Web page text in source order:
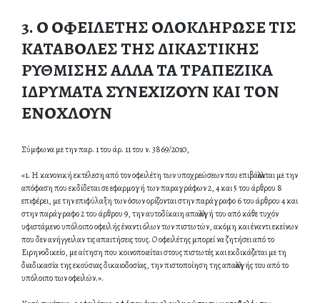
3. Ο ΟΦΕΙΛΕΤΗΣ ΟΛΟΚΛΗΡΩΣΕ ΤΙΣ
ΚΑΤΑΒΟΛΕΣ ΤΗΣ ΔΙΚΑΣΤΙΚΗΣ
ΡΥΘΜΙΣΗΣ ΑΛΛΑ ΤΑ ΤΡΑΠΕΖΙΚΑ
ΙΔΡΥΜΑΤΑ ΣΥΝΕΧΙΖΟΥΝ ΚΑΙ ΤΟΝ
ΕΝΟΧΛΟΥΝ
Σύμφωνα με την παρ. 1 του άρ. 11 του ν. 3869/2010,
«1. Η κανονική εκτέλεση από τον οφειλέτη των υποχρεώσεων που επιβάλλονται με την
απόφαση που εκδίδεται σε εφαρμογή των παραγράφων 2, 4 και 5 του άρθρου 8
επιφέρει, με την επιφύλαξη των όσων ορίζονται στην παράγραφο 6 του άρθρου 4 και
στην παράγραφο 2 του άρθρου 9, την αυτοδίκαιη απαλλαγή του από κάθε τυχόν
υφιστάμενο υπόλοιπο οφειλής έναντι όλων των πιστωτών, ακόμη και έναντι εκείνων
που δεν ανήγγειλαν τις απαιτήσεις τους. Ο οφειλέτης μπορεί να ζητήσει από το
Ειρηνοδικείο, με αίτηση που κοινοποιείται στους πιστωτές και εκδικάζεται με τη
διαδικασία της εκούσιας δικαιοδοσίας, την πιστοποίηση της απαλλαγής του από το
υπόλοιπο των οφειλών.».